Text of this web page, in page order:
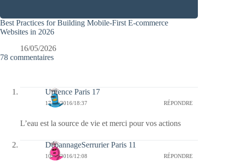
Best Practices for Building Mobile-First E-commerce
Websites in 2026
16/05/2026
78 commentaires
Urgence Paris 17
17/10/2016/18:37 RÉPONDRE
L’eau est la source de vie et merci pour vos actions
DépannageSerrurier Paris 11
10/10/2016/12:08 RÉPONDRE